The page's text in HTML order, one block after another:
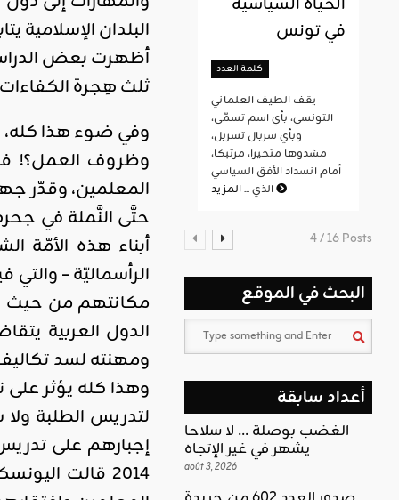
البلدان
أظهرت بعض
ثلث هِجرة الكفاءات
وفي ضوء هذا كله،
وظروف العمل؟!
المعلمين، وقدّر
حتَّى النَّملة في
أبناء هذه الأمّة
الرأسماليّة –
مكانتهم من حيث
الدول العربية
ومهنته لسد
وهذا كله يؤثر
لتدريس الطلبة
إجبارهم على
في تونس
كلمة العدد
يقف الطيف العلماني
التونسي، بأي اسم تسمّى،
وبأي سربال تسربل،
مشدوها متحيرا، مرتبكا،
أمام انسداد الأفق السياسي
الذي ...المزيد
4 / 16 Posts
البحث في الموقع
أعداد سابقة
الغضب بوصلة … لا سلاحا
يشهر في غير الإتجاه
août 3, 2026